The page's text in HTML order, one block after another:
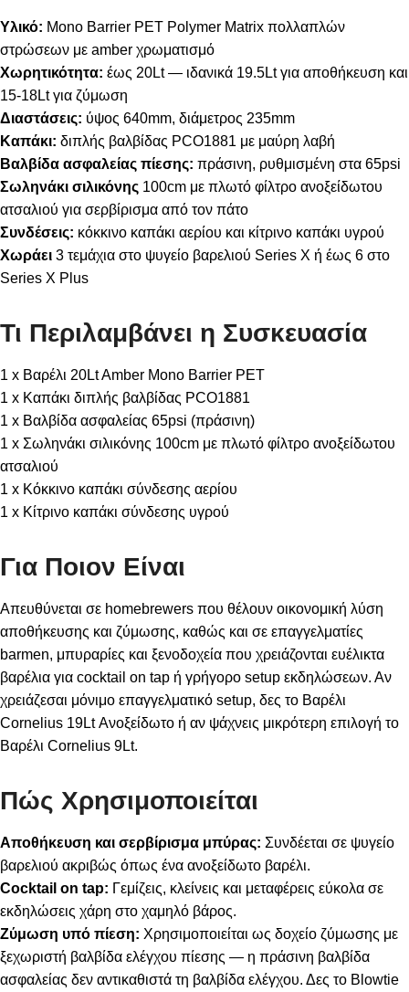
Υλικό: Mono Barrier PET Polymer Matrix πολλαπλών
στρώσεων με amber χρωματισμό
Χωρητικότητα: έως 20Lt — ιδανικά 19.5Lt για αποθήκευση και
15-18Lt για ζύμωση
Διαστάσεις: ύψος 640mm, διάμετρος 235mm
Καπάκι: διπλής βαλβίδας PCO1881 με μαύρη λαβή
Βαλβίδα ασφαλείας πίεσης: πράσινη, ρυθμισμένη στα 65psi
Σωληνάκι σιλικόνης 100cm με πλωτό φίλτρο ανοξείδωτου
ατσαλιού για σερβίρισμα από τον πάτο
Συνδέσεις: κόκκινο καπάκι αερίου και κίτρινο καπάκι υγρού
Χωράει 3 τεμάχια στο ψυγείο βαρελιού Series X ή έως 6 στο
Series X Plus
Τι Περιλαμβάνει η Συσκευασία
1 x Βαρέλι 20Lt Amber Mono Barrier PET
1 x Καπάκι διπλής βαλβίδας PCO1881
1 x Βαλβίδα ασφαλείας 65psi (πράσινη)
1 x Σωληνάκι σιλικόνης 100cm με πλωτό φίλτρο ανοξείδωτου
ατσαλιού
1 x Κόκκινο καπάκι σύνδεσης αερίου
1 x Κίτρινο καπάκι σύνδεσης υγρού
Για Ποιον Είναι
Απευθύνεται σε homebrewers που θέλουν οικονομική λύση
αποθήκευσης και ζύμωσης, καθώς και σε επαγγελματίες
barmen, μπυραρίες και ξενοδοχεία που χρειάζονται ευέλικτα
βαρέλια για cocktail on tap ή γρήγορο setup εκδηλώσεων. Αν
χρειάζεσαι μόνιμο επαγγελματικό setup, δες το Βαρέλι
Cornelius 19Lt Ανοξείδωτο ή αν ψάχνεις μικρότερη επιλογή το
Βαρέλι Cornelius 9Lt.
Πώς Χρησιμοποιείται
Αποθήκευση και σερβίρισμα μπύρας: Συνδέεται σε ψυγείο
βαρελιού ακριβώς όπως ένα ανοξείδωτο βαρέλι.
Cocktail on tap: Γεμίζεις, κλείνεις και μεταφέρεις εύκολα σε
εκδηλώσεις χάρη στο χαμηλό βάρος.
Ζύμωση υπό πίεση: Χρησιμοποιείται ως δοχείο ζύμωσης με
ξεχωριστή βαλβίδα ελέγχου πίεσης — η πράσινη βαλβίδα
ασφαλείας δεν αντικαθιστά τη βαλβίδα ελέγχου. Δες το Blowtie